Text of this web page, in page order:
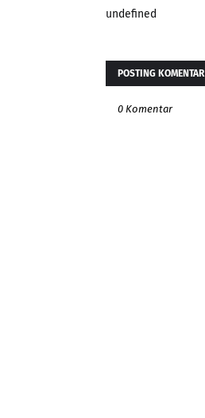
undefined
POSTING KOMENTAR
0 Komentar